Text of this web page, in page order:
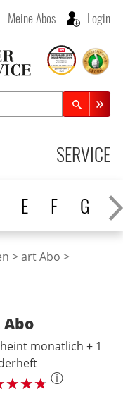
Meine Abos Login
E F G H
SERVICE
art Abo
Abo
monatlich + 1
ⓘ